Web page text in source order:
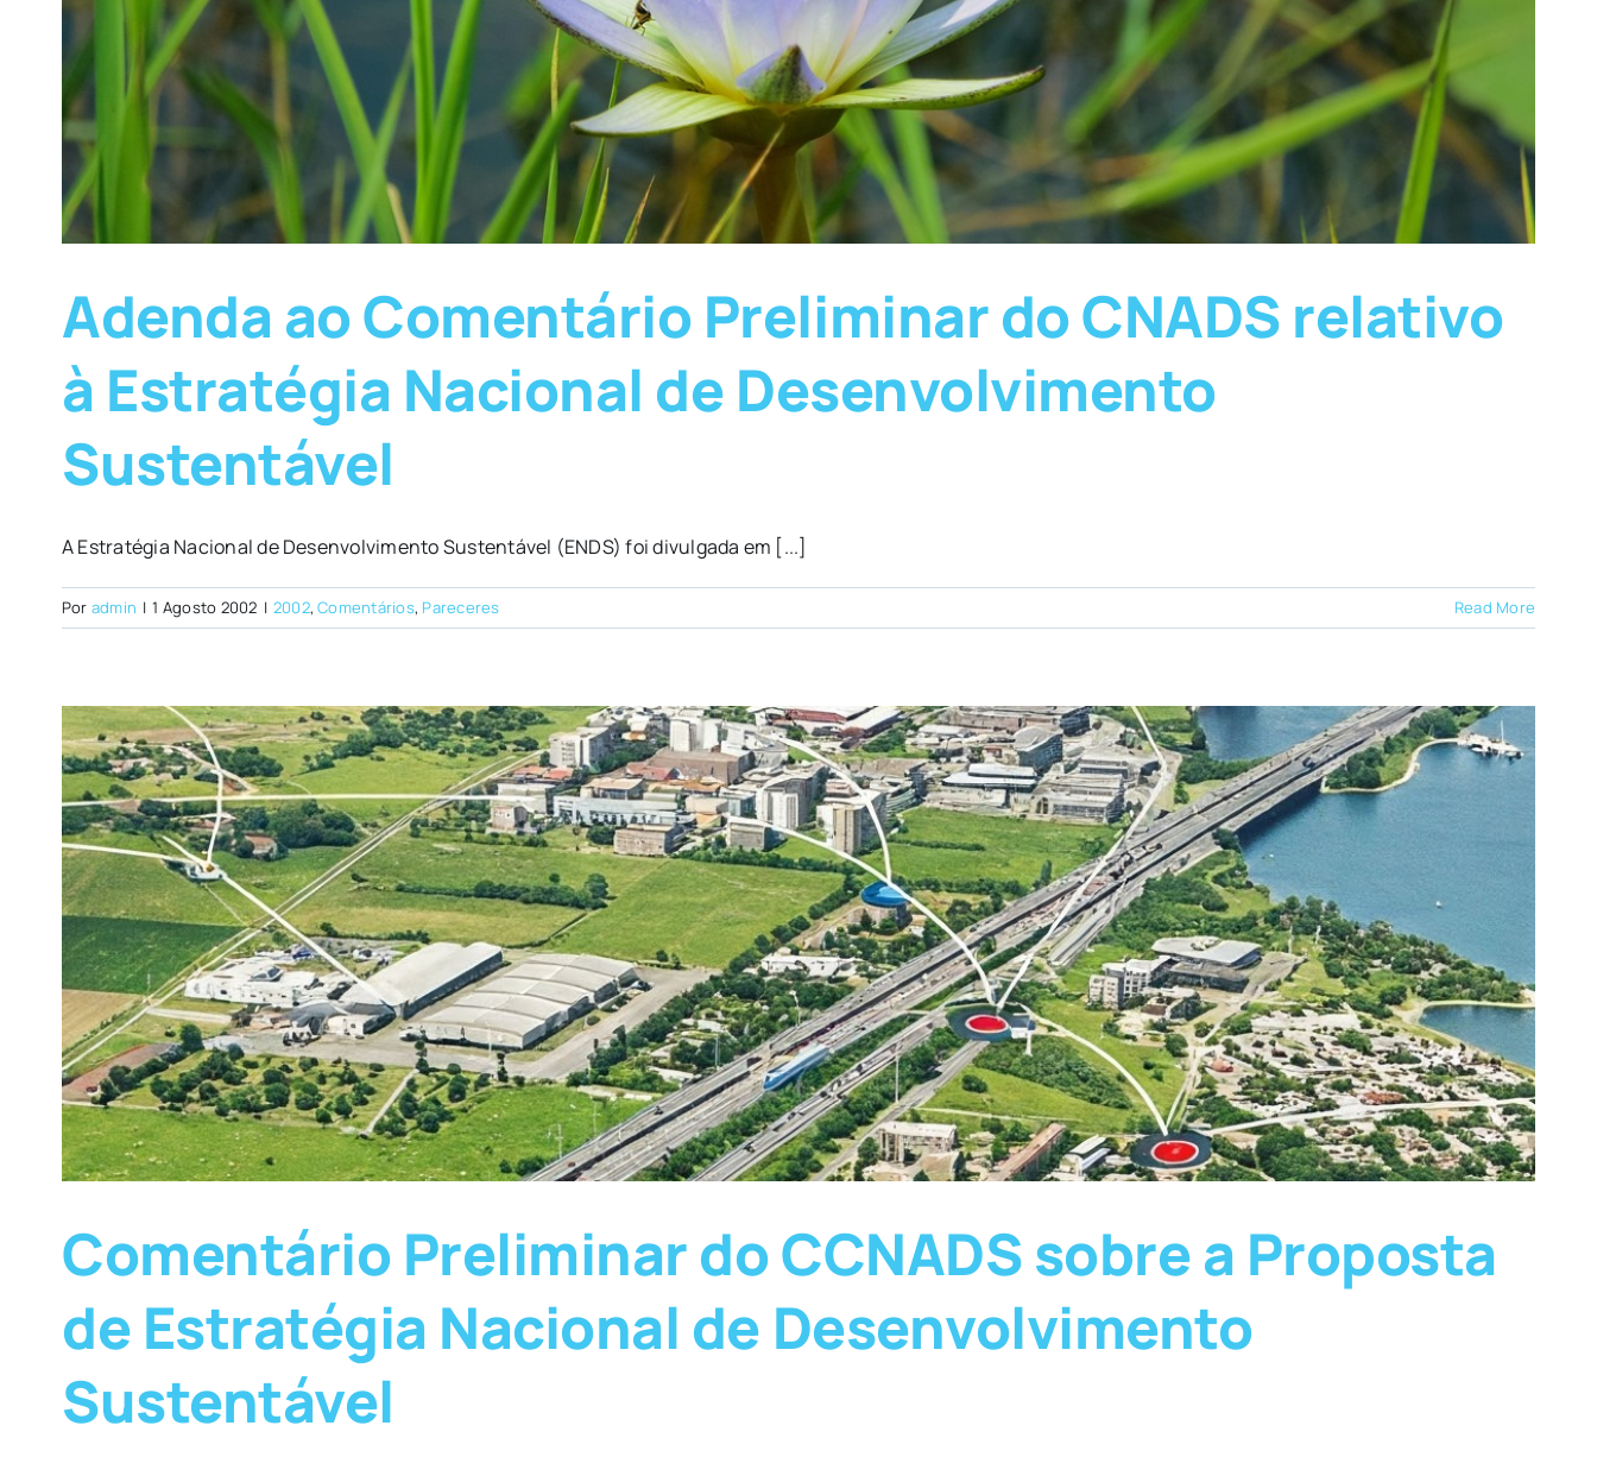
Adenda ao Comentário Preliminar do CNADS relativo
à Estratégia Nacional de Desenvolvimento
Sustentável
A Estratégia Nacional de Desenvolvimento Sustentável (ENDS) foi divulgada em [...]
Por admin | 1 Agosto 2002 | 2002,Comentários, Pareceres Read More
Comentário Preliminar do CCNADS sobre a Proposta
de Estratégia Nacional de Desenvolvimento
Sustentável